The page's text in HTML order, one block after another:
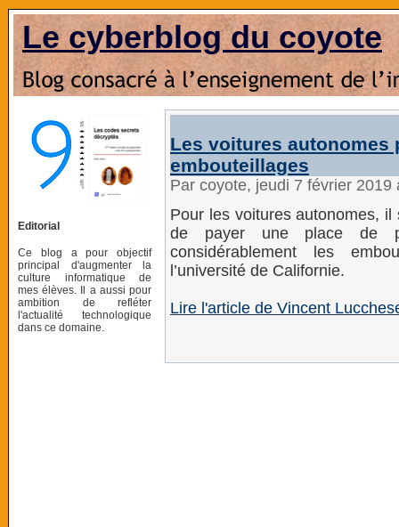
Le cyberblog du coyote
Editorial
Ce blog a pour objectif
principal d'augmenter la
culture informatique de
mes élèves. Il a aussi pour
ambition de refléter
l'actualité technologique
dans ce domaine.
Les voitures autonomes
embouteillages
Par coyote, jeudi 7 février
Pour les voitures autonomes,
de payer une place de
considérablement les
l’université de Californie.
Lire l'article de Vincent